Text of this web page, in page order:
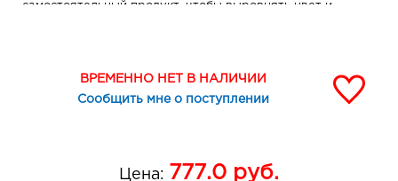
самостоятельный продукт, чтобы выровнять цвет и
ВРЕМЕННО НЕТ В НАЛИЧИИ
Сообщить мне о поступлении
Цена: 777.0 руб.